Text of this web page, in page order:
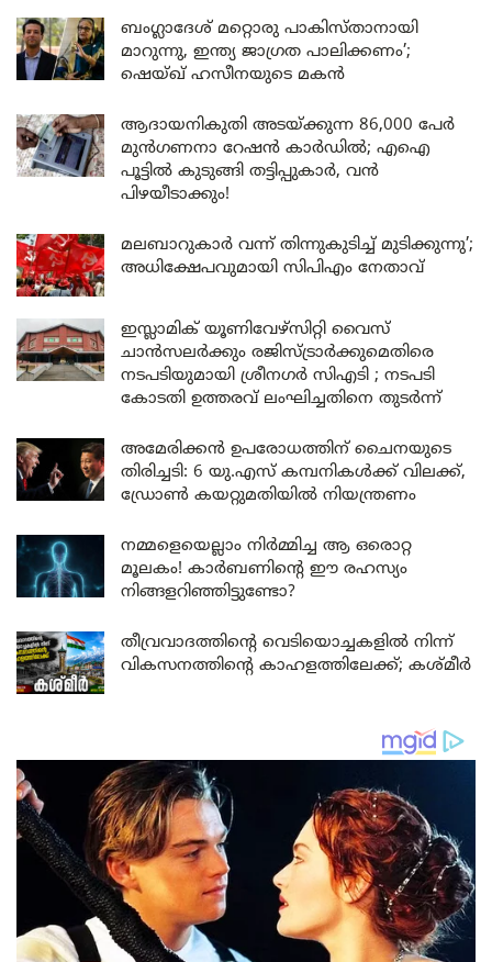
ബംഗ്ലാദേശ് മറ്റൊരു പാകിസ്താനായി
മാറുന്നു, ഇന്ത്യ ജാഗ്രത പാലിക്കണം’;
ഷെയ്ഖ് ഹസീനയുടെ മകൻ
ആദായനികുതി അടയ്ക്കുന്ന 86,000 പേർ
മുൻഗണനാ റേഷൻ കാർഡിൽ; എഐ
പൂട്ടിൽ കുടുങ്ങി തട്ടിപ്പുകാർ, വൻ
പിഴയീടാക്കും!
മലബാറുകാർ വന്ന് തിന്നുകുടിച്ച് മുടിക്കുന്നു’;
അധിക്ഷേപവുമായി സിപിഎം നേതാവ്
ഇസ്ലാമിക് യൂണിവേഴ്സിറ്റി വൈസ്
ചാൻസലർക്കും രജിസ്ട്രാർക്കുമെതിരെ
നടപടിയുമായി ശ്രീനഗർ സിഎടി ; നടപടി
കോടതി ഉത്തരവ് ലംഘിച്ചതിനെ തുടർന്ന്
അമേരിക്കൻ ഉപരോധത്തിന് ചൈനയുടെ
തിരിച്ചടി: 6 യു.എസ് കമ്പനികൾക്ക് വിലക്ക്,
ഡ്രോൺ കയറ്റുമതിയിൽ നിയന്ത്രണം
നമ്മളെയെല്ലാം നിർമ്മിച്ച ആ ഒരൊറ്റ
മൂലകം! കാർബണിന്റെ ഈ രഹസ്യം
നിങ്ങളറിഞ്ഞിട്ടുണ്ടോ?
തീവ്രവാദത്തിന്റെ വെടിയൊച്ചകളിൽ നിന്ന്
വികസനത്തിന്റെ കാഹളത്തിലേക്ക്; കശ്മീർ